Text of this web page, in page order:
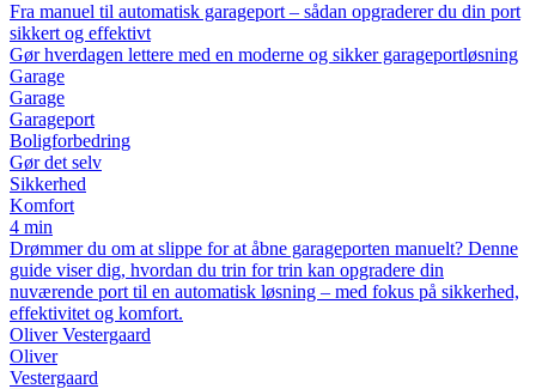
Fra manuel til automatisk garageport – sådan opgraderer du din port
sikkert og effektivt
Gør hverdagen lettere med en moderne og sikker garageportløsning
Garage
Garage
Garageport
Boligforbedring
Gør det selv
Sikkerhed
Komfort
4 min
Drømmer du om at slippe for at åbne garageporten manuelt? Denne
guide viser dig, hvordan du trin for trin kan opgradere din
nuværende port til en automatisk løsning – med fokus på sikkerhed,
effektivitet og komfort.
Oliver Vestergaard
Oliver
Vestergaard